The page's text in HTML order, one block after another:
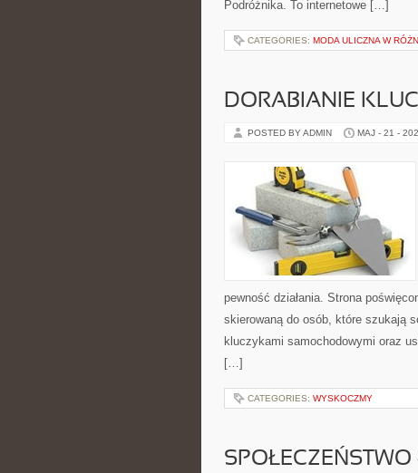
Podróżnika. To internetowe […]
CATEGORIES: MODA ULICZNA W
DORABIANIE
POSTED BY ADMIN MAJ - 21 -
pewność działania. Strona
skierowaną do osób, które szukają
kluczykami samochodowymi oraz
[…]
CATEGORIES: WYSKOCZMY
SPOŁECZEŃSTWO